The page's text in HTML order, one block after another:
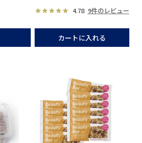
4.78 9件のレビュー
カートに入れる